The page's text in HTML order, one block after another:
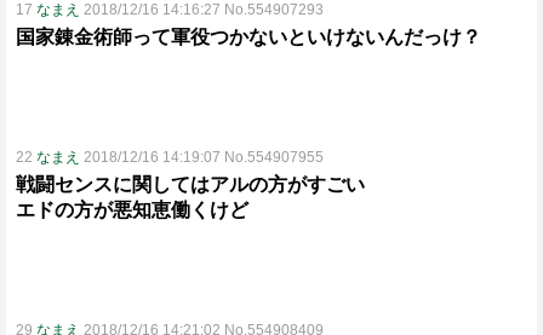
17 なまえ 2018/12/16 14:16:27 No.554907293
国家錬金術師って軍役つかないといけないんだっけ？
22 なまえ 2018/12/16 14:19:07 No.554907955
戦闘センスに関してはアルの方がすごい
エドの方が悪知恵働くけど
29 なまえ 2018/12/16 14:21:02 No.554908409